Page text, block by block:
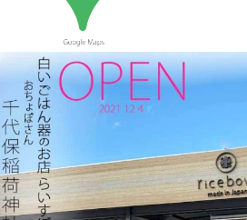
≪おすすめ≫ もうすぐ新米の季節
碗、入荷してます♪
2023/9/7
≪おすすめ≫ 食卓華やぐ✿信楽焼 蓮の
2023/8/24
≪おすすめ≫ 満腹ッ☆松助窯 変型ど